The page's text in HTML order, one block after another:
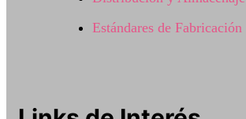
Estándares de Fabricación